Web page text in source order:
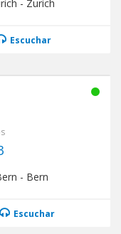
- Zurich
Escuchar
- Bern
Escuchar